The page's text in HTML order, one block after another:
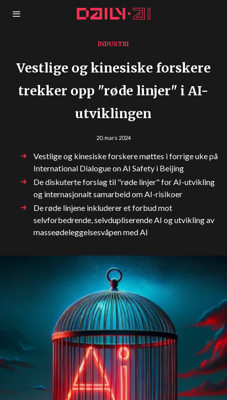
INDUSTRI
Vestlige og kinesiske forskere
trekker opp "røde linjer" i AI-
utviklingen
20. mars 2024
Vestlige og kinesiske forskere møttes i forrige uke på
International Dialogue on AI Safety i Beijing
De diskuterte forslag til "røde linjer" for AI-utvikling
og internasjonalt samarbeid om AI-risikoer
De røde linjene inkluderer et forbud mot
selvforbedrende, selvdupliserende AI og utvikling av
masseødeleggelsesvåpen med AI